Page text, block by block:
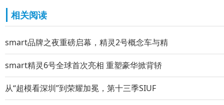
相关阅读
smart品牌之夜重磅启幕，精灵2号概念车与精
smart精灵6号全球首次亮相 重塑豪华掀背轿
从“超模看深圳”到荣耀加冕，第十三季SIUF